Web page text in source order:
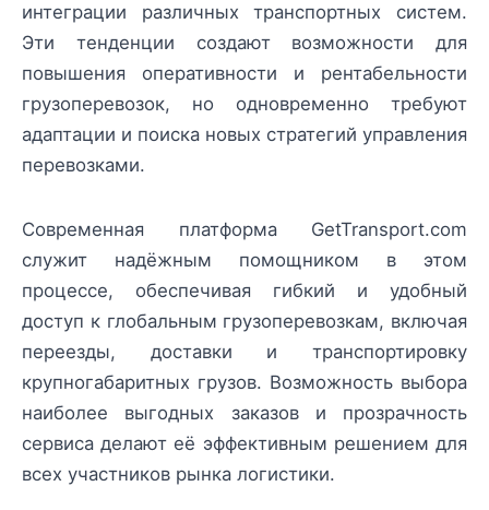
интеграции различных транспортных систем.
Эти тенденции создают возможности для
повышения оперативности и рентабельности
грузоперевозок, но одновременно требуют
адаптации и поиска новых стратегий управления
перевозками.
Современная платформа GetTransport.com
служит надёжным помощником в этом
процессе, обеспечивая гибкий и удобный
доступ к глобальным грузоперевозкам, включая
переезды, доставки и транспортировку
крупногабаритных грузов. Возможность выбора
наиболее выгодных заказов и прозрачность
сервиса делают её эффективным решением для
всех участников рынка логистики.